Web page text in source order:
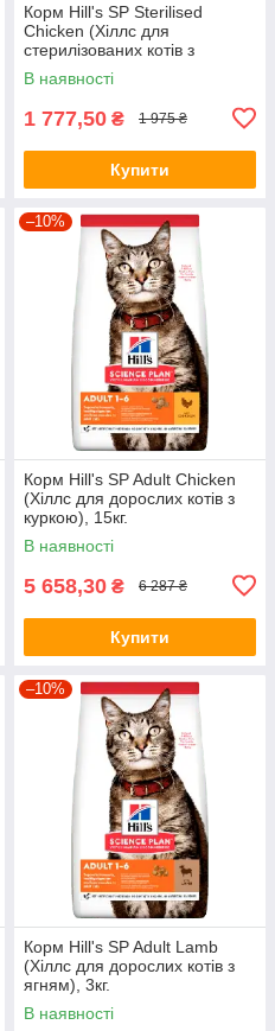
Корм Hill's SP Sterilised
Сhicken (Хіллс для
стерилізованих котів з
куркою), 3кг.
В наявності
1 777,50 ₴ 1 975 ₴
Купити
–10%
Корм Hill's SP Adult Сhicken
(Хіллс для дорослих котів з
куркою), 15кг.
В наявності
5 658,30 ₴ 6 287 ₴
Купити
–10%
Корм Hill's SP Adult Lamb
(Хіллс для дорослих котів з
ягням), 3кг.
В наявності